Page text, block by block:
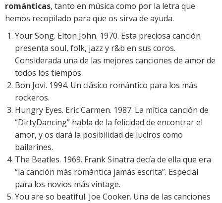
románticas, tanto en música como por la letra que
hemos recopilado para que os sirva de ayuda.
Your Song. Elton John. 1970. Esta preciosa canción
presenta soul, folk, jazz y r&b en sus coros.
Considerada una de las mejores canciones de amor de
todos los tiempos.
Bon Jovi. 1994. Un clásico romántico para los más
rockeros.
Hungry Eyes. Eric Carmen. 1987. La mítica canción de
“DirtyDancing” habla de la felicidad de encontrar el
amor, y os dará la posibilidad de luciros como
bailarines.
The Beatles. 1969. Frank Sinatra decía de ella que era
“la canción más romántica jamás escrita”. Especial
para los novios más vintage.
You are so beatiful. Joe Cooker. Una de las canciones